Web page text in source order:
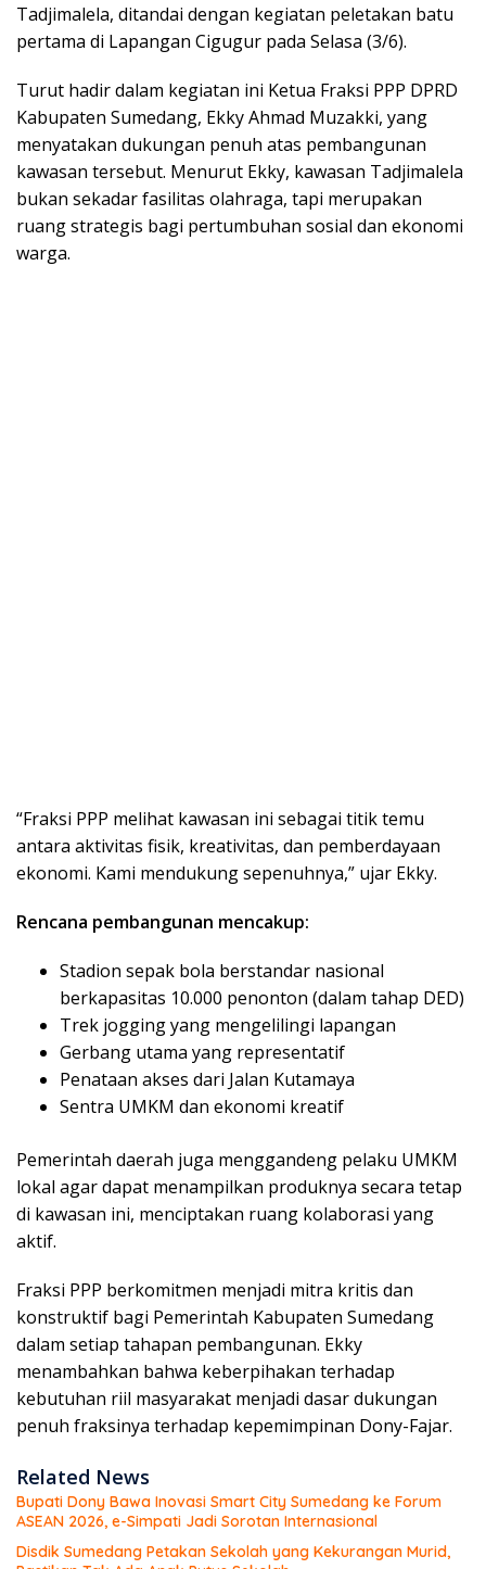
Tadjimalela, ditandai dengan kegiatan peletakan batu
pertama di Lapangan Cigugur pada Selasa (3/6).
Turut hadir dalam kegiatan ini Ketua Fraksi PPP DPRD
Kabupaten Sumedang, Ekky Ahmad Muzakki, yang
menyatakan dukungan penuh atas pembangunan
kawasan tersebut. Menurut Ekky, kawasan Tadjimalela
bukan sekadar fasilitas olahraga, tapi merupakan
ruang strategis bagi pertumbuhan sosial dan ekonomi
warga.
“Fraksi PPP melihat kawasan ini sebagai titik temu
antara aktivitas fisik, kreativitas, dan pemberdayaan
ekonomi. Kami mendukung sepenuhnya,” ujar Ekky.
Rencana pembangunan mencakup:
Stadion sepak bola berstandar nasional
berkapasitas 10.000 penonton (dalam tahap DED)
Trek jogging yang mengelilingi lapangan
Gerbang utama yang representatif
Penataan akses dari Jalan Kutamaya
Sentra UMKM dan ekonomi kreatif
Pemerintah daerah juga menggandeng pelaku UMKM
lokal agar dapat menampilkan produknya secara tetap
di kawasan ini, menciptakan ruang kolaborasi yang
aktif.
Fraksi PPP berkomitmen menjadi mitra kritis dan
konstruktif bagi Pemerintah Kabupaten Sumedang
dalam setiap tahapan pembangunan. Ekky
menambahkan bahwa keberpihakan terhadap
kebutuhan riil masyarakat menjadi dasar dukungan
penuh fraksinya terhadap kepemimpinan Dony-Fajar.
Related News
Bupati Dony Bawa Inovasi Smart City Sumedang ke Forum
ASEAN 2026, e-Simpati Jadi Sorotan Internasional
Disdik Sumedang Petakan Sekolah yang Kekurangan Murid,